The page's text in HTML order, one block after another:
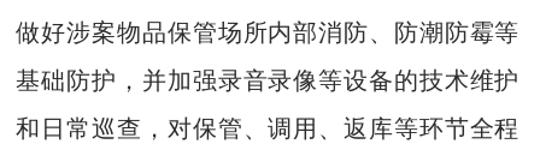
做好涉案物品保管场所内部消防、防潮防霉等
基础防护，并加强录音录像等设备的技术维护
和日常巡查，对保管、调用、返库等环节全程